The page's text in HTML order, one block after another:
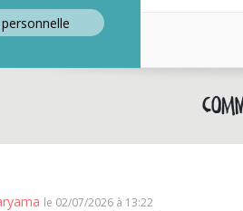
nnelle
le 02/07/2026 à 13:22